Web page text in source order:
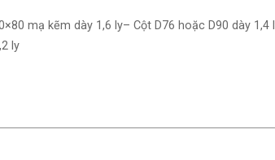
mạ kẽm dày 1,6 ly– Cột D76 hoặc D90 dày 1,4
ly